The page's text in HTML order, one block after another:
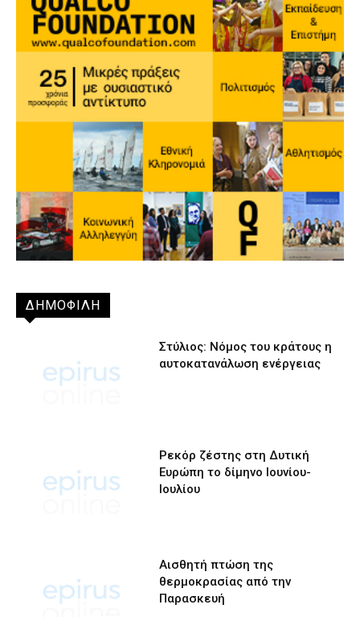
ΔΗΜΟΦΙΛΗ
Στύλιος: Νόμος του κράτους η
αυτοκατανάλωση ενέργειας
Ρεκόρ ζέστης στη Δυτική
Ευρώπη το δίμηνο Ιουνίου-
Ιουλίου
Αισθητή πτώση της
θερμοκρασίας από την
Παρασκευή